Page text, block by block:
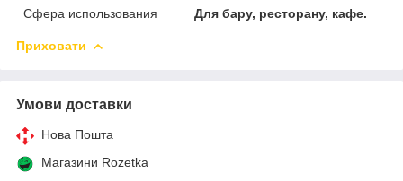
Сфера использования
Для бару, ресторану, кафе.
Приховати
Умови доставки
Нова Пошта
Магазини Rozetka